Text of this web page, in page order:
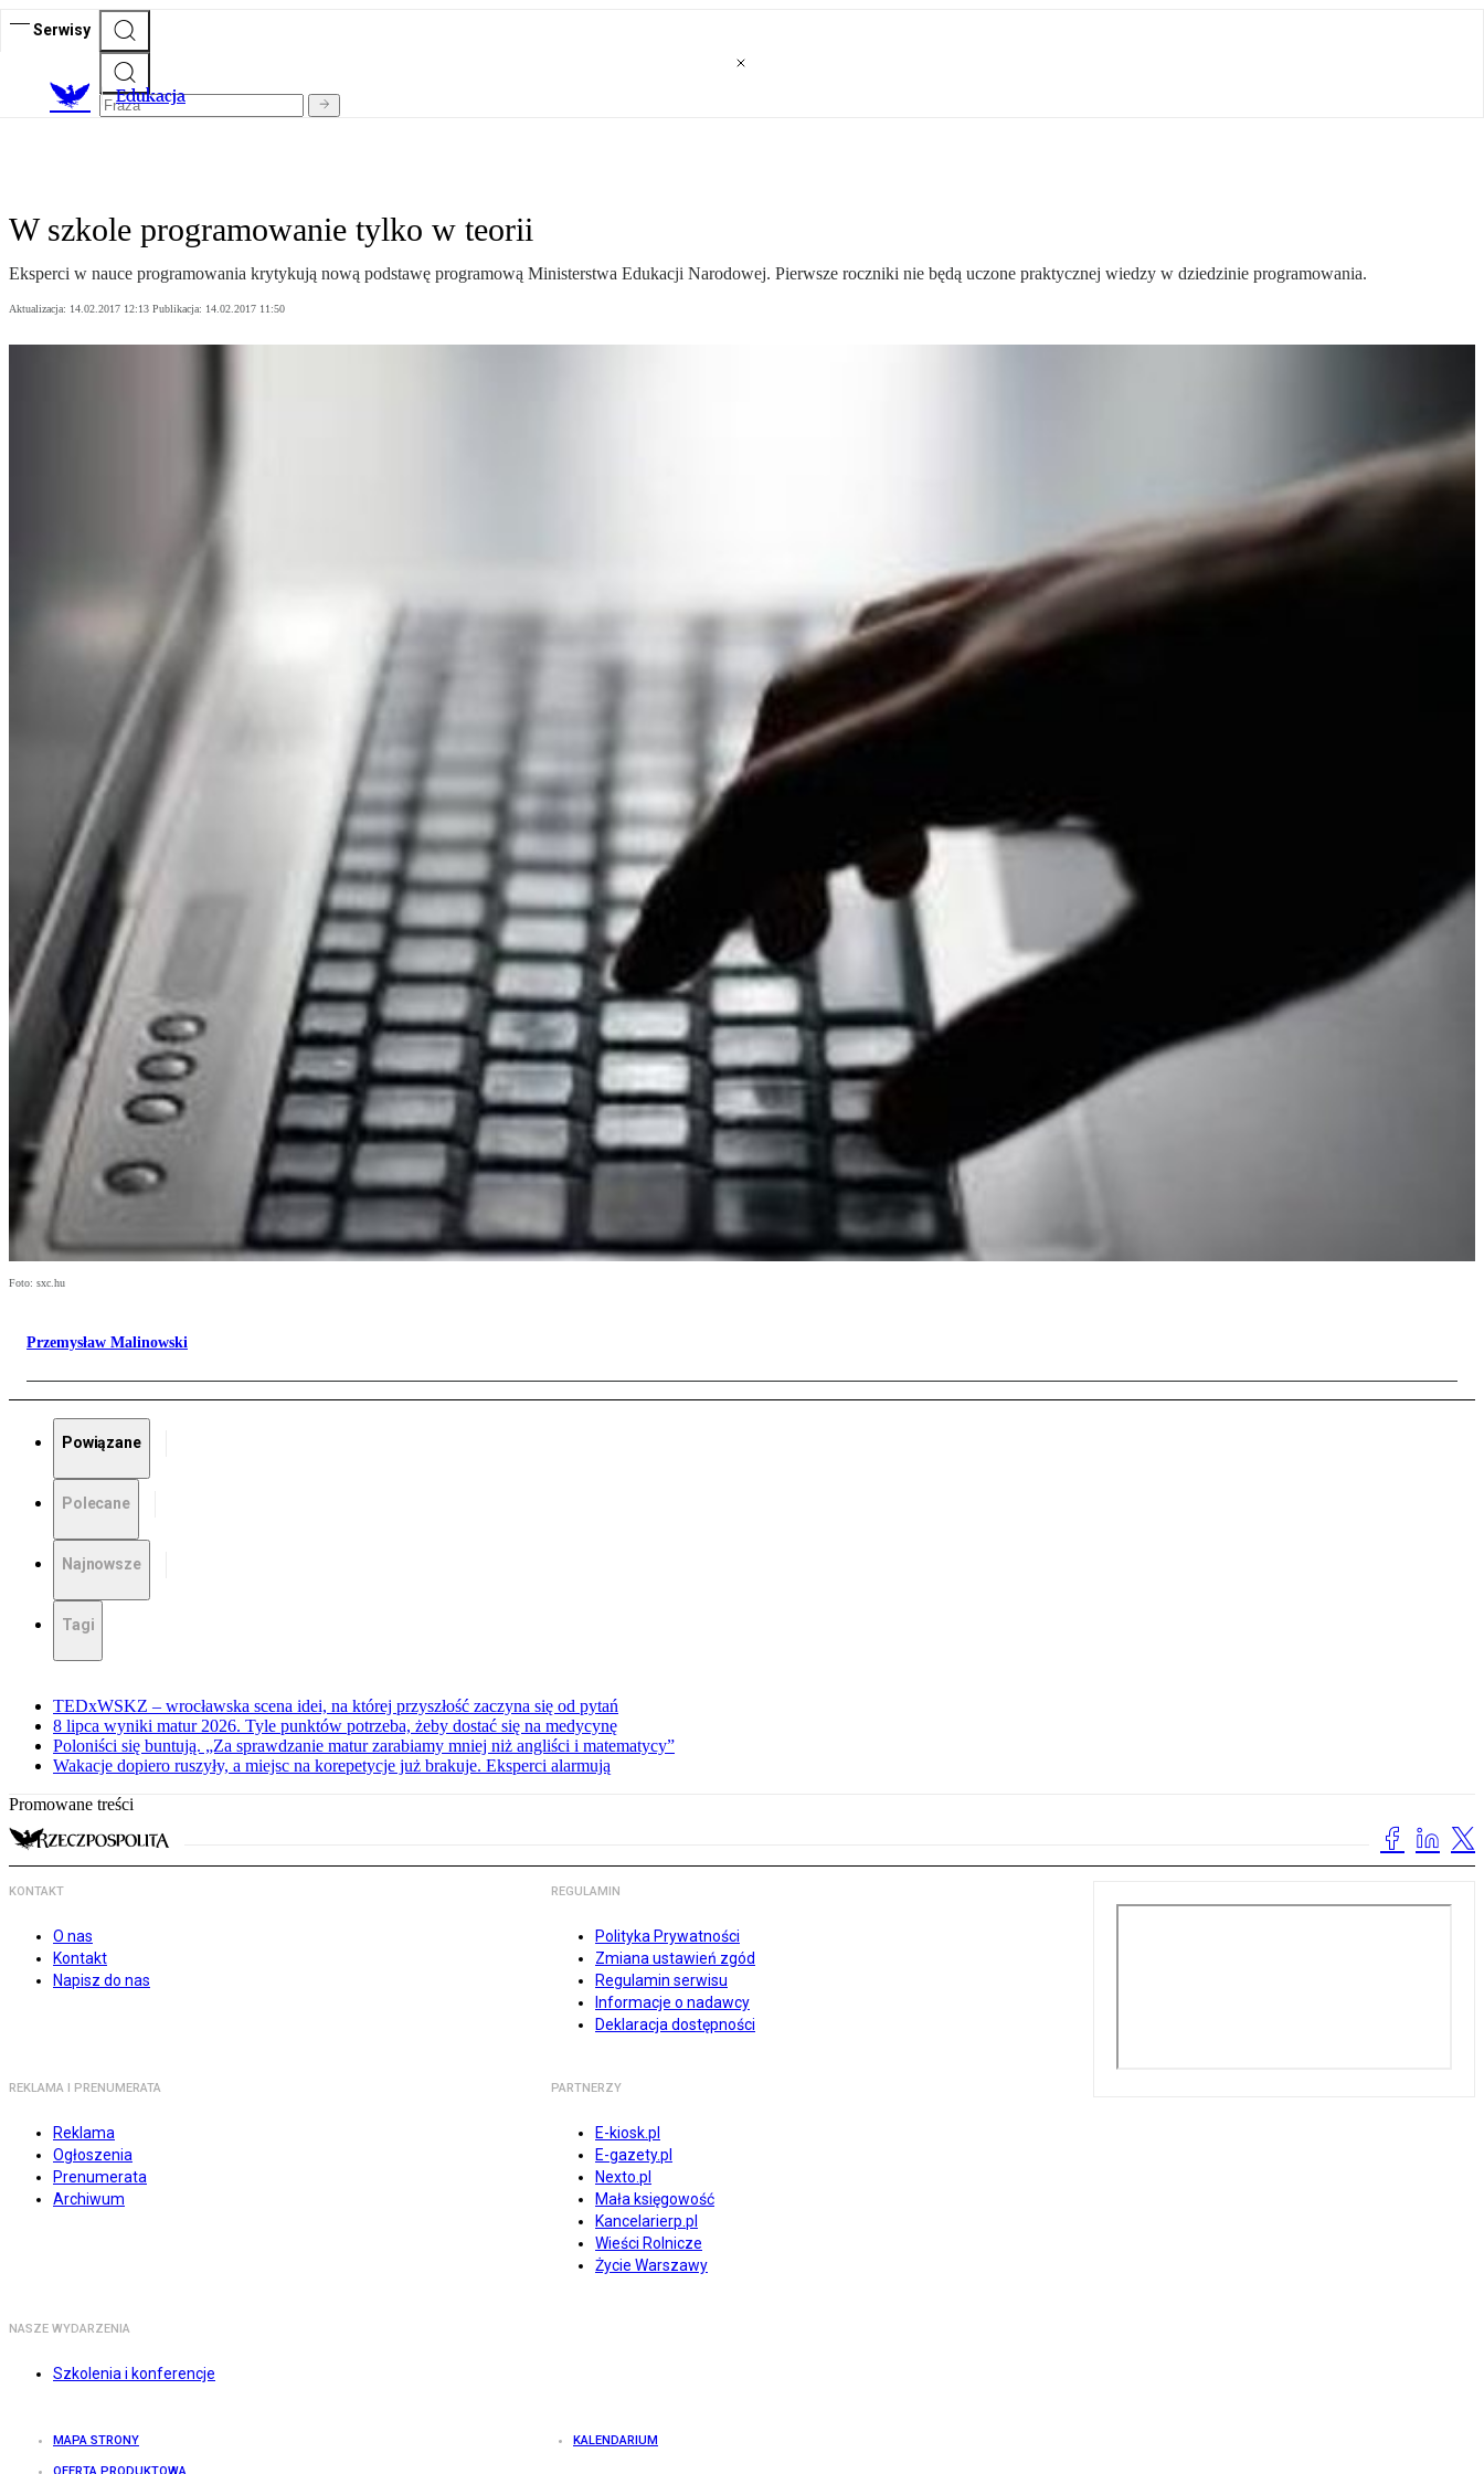
Serwisy
Edukacja
W szkole programowanie tylko w teorii
Eksperci w nauce programowania krytykują nową podstawę programową Ministerstwa Edukacji Narodowej. Pierwsze roczniki nie będą uczone praktycznej wiedzy w dziedzinie programowania.
Aktualizacja: 14.02.2017 12:13 Publikacja: 14.02.2017 11:50
Foto: sxc.hu
Przemysław Malinowski
Powiązane
Polecane
Najnowsze
Tagi
TEDxWSKZ – wrocławska scena idei, na której przyszłość zaczyna się od pytań
8 lipca wyniki matur 2026. Tyle punktów potrzeba, żeby dostać się na medycynę
Poloniści się buntują. „Za sprawdzanie matur zarabiamy mniej niż angliści i matematycy”
Wakacje dopiero ruszyły, a miejsc na korepetycje już brakuje. Eksperci alarmują
Promowane treści
KONTAKT
O nas
Kontakt
Napisz do nas
REGULAMIN
Polityka Prywatności
Zmiana ustawień zgód
Regulamin serwisu
Informacje o nadawcy
Deklaracja dostępności
REKLAMA I PRENUMERATA
Reklama
Ogłoszenia
Prenumerata
Archiwum
PARTNERZY
E-kiosk.pl
E-gazety.pl
Nexto.pl
Mała księgowość
Kancelarierp.pl
Wieści Rolnicze
Życie Warszawy
NASZE WYDARZENIA
Szkolenia i konferencje
MAPA STRONY KALENDARIUM